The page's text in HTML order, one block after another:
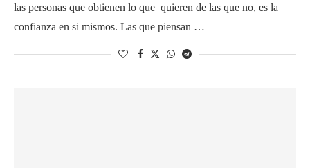
las personas que obtienen lo que quieren de las que no, es la
confianza en si mismos. Las que piensan …